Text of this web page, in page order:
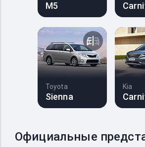
M5
Toyota
Sienna
Kia
Официальные